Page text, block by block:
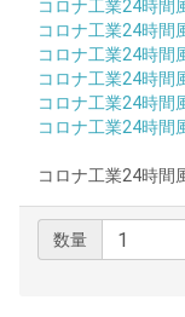
コロナ工業24時間
コロナ工業24時間
コロナ工業24時間
コロナ工業24時間
コロナ工業24時間
コロナ工業24時間
コロナ工業24時間
数量